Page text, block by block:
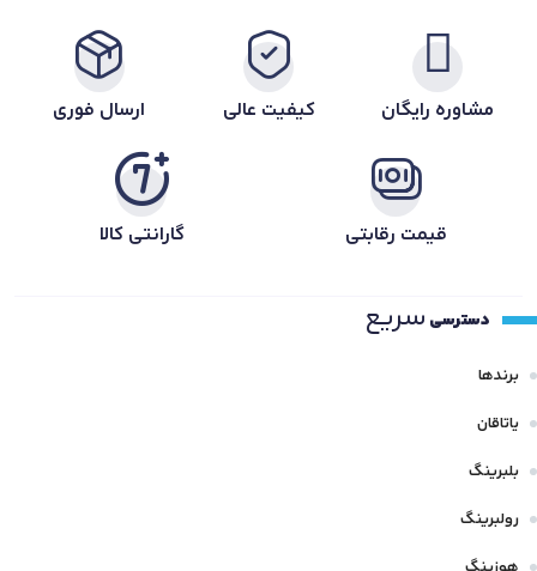
مشاوره رایگان کیفیت عالی ارسال فوری
قیمت رقابتی گارانتی کالا
دسترسی سریع
برندها
یاتاقان
بلبرینگ
رولبرینگ